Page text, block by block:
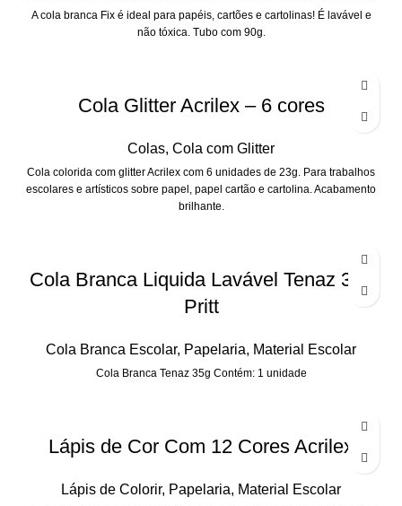
A cola branca Fix é ideal para papéis, cartões e cartolinas! É lavável e
não tóxica. Tubo com 90g.
Cola Glitter Acrilex – 6 cores
Colas, Cola com Glitter
Cola colorida com glitter Acrilex com 6 unidades de 23g. Para trabalhos
escolares e artísticos sobre papel, papel cartão e cartolina. Acabamento
brilhante.
Cola Branca Liquida Lavável Tenaz 35g
Pritt
Cola Branca Escolar, Papelaria, Material Escolar
Cola Branca Tenaz 35g Contém: 1 unidade
Lápis de Cor Com 12 Cores Acrilex
Lápis de Colorir, Papelaria, Material Escolar